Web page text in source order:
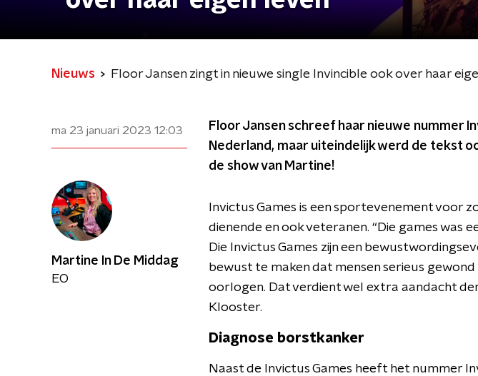
Nieuws Floor Jansen zingt in nieuwe single Invincible ook over haar
ma 23 januari 2023 12:03
Floor Jansen schreef haar nieuwe nummer
Nederland, maar uiteindelijk werd de tekst
de show van Martine!
Invictus Games is een sportevenement voor
dienende en ook veteranen. “Die games was
Die Invictus Games zijn een
bewust te maken dat mensen serieus
oorlogen. Dat verdient wel extra aandacht
Klooster.
Diagnose borstkanker
Naast de Invictus Games heeft het nummer
Martine In De Middag
EO